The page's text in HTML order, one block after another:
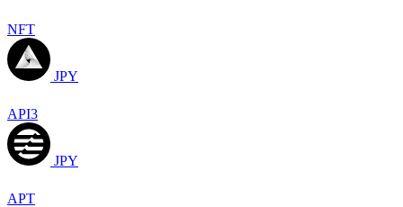
NFT
JPY
API3
JPY
APT